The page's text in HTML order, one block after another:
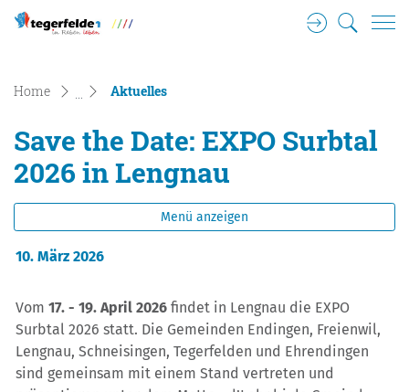
Tegerfelden Gemeinde Wappen
LoginSuche
Home Aktuelles(ausgewählt)
Save the Date: EXPO Surbtal
2026 in Lengnau
Menü anzeigen
10. März 2026
Vom 17. - 19. April 2026 findet in Lengnau die EXPO
Surbtal 2026 statt. Die Gemeinden Endingen, Freienwil,
Lengnau, Schneisingen, Tegerfelden und Ehrendingen
sind gemeinsam mit einem Stand vertreten und